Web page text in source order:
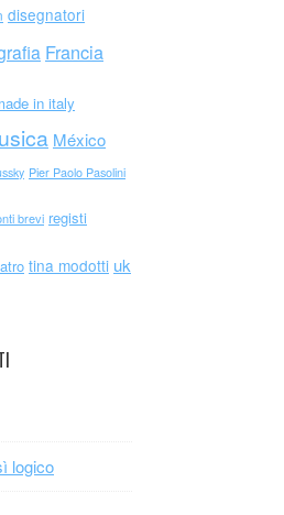
disegnatori
Francia
in italy
México
Pier Paolo Pasolini
brevi registi
tina modotti uk
logico